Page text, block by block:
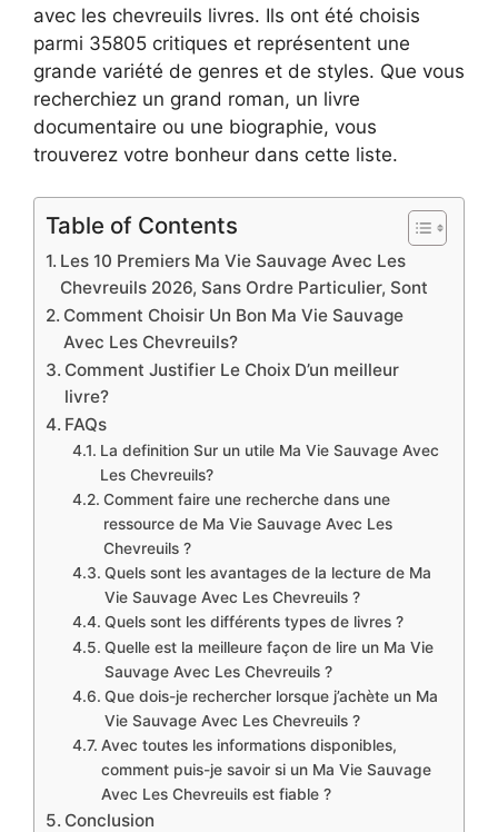
avec les chevreuils livres. Ils ont été choisis
parmi 35805 critiques et représentent une
grande variété de genres et de styles. Que vous
recherchiez un grand roman, un livre
documentaire ou une biographie, vous
trouverez votre bonheur dans cette liste.
Table of Contents
Les 10 Premiers Ma Vie Sauvage Avec Les
Chevreuils 2026, Sans Ordre Particulier, Sont
Comment Choisir Un Bon Ma Vie Sauvage
Avec Les Chevreuils?
Comment Justifier Le Choix D’un meilleur
livre?
FAQs
La definition Sur un utile Ma Vie Sauvage Avec
Les Chevreuils?
Comment faire une recherche dans une
ressource de Ma Vie Sauvage Avec Les
Chevreuils ?
Quels sont les avantages de la lecture de Ma
Vie Sauvage Avec Les Chevreuils ?
Quels sont les différents types de livres ?
Quelle est la meilleure façon de lire un Ma Vie
Sauvage Avec Les Chevreuils ?
Que dois-je rechercher lorsque j’achète un Ma
Vie Sauvage Avec Les Chevreuils ?
Avec toutes les informations disponibles,
comment puis-je savoir si un Ma Vie Sauvage
Avec Les Chevreuils est fiable ?
Conclusion